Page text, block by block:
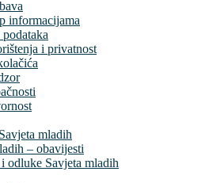
informacijama
i privatnost
mladih
– obavijesti
odluke Savjeta mladih